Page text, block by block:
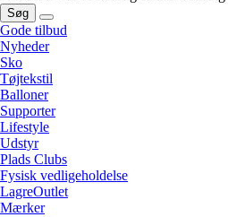
Søg
Gode tilbud
Nyheder
Sko
Tøjtekstil
Balloner
Supporter
Lifestyle
Udstyr
Plads Clubs
Fysisk vedligeholdelse
LagreOutlet
Mærker